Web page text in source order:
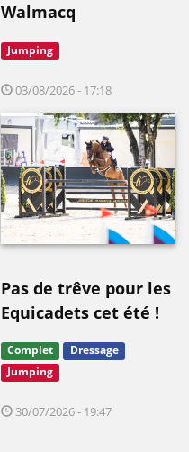
Walmacq
Jumping
03/08/2026 - 17:18
Pas de trêve pour les
Equicadets cet été !
Complet
Dressage
Jumping
30/07/2026 - 19:47